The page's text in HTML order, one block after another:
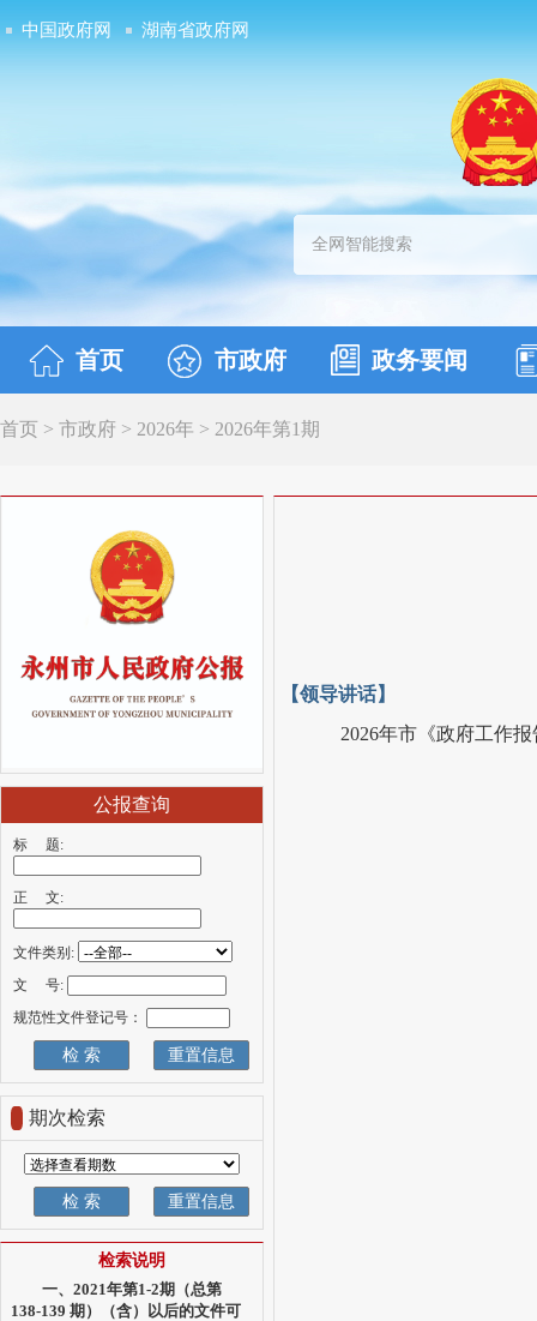
中国政府网 湖南省政府网
首页 市政府 政务要闻
首页 > 市政府 > 2026年 > 2026年第1期
公报查询
标 题:
正 文:
文件类别:
文 号:
规范性文件登记号：
期次检索
检索说明
一、2021年第1-2期（总第
138-139 期）（含）以后的文件可
【领导讲话】
2026年市《政府工作报